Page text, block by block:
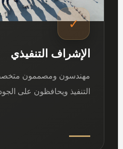
✓
الإشراف التنفيذي
مهندسون ومصممون
التنفيذ ويحافظون على